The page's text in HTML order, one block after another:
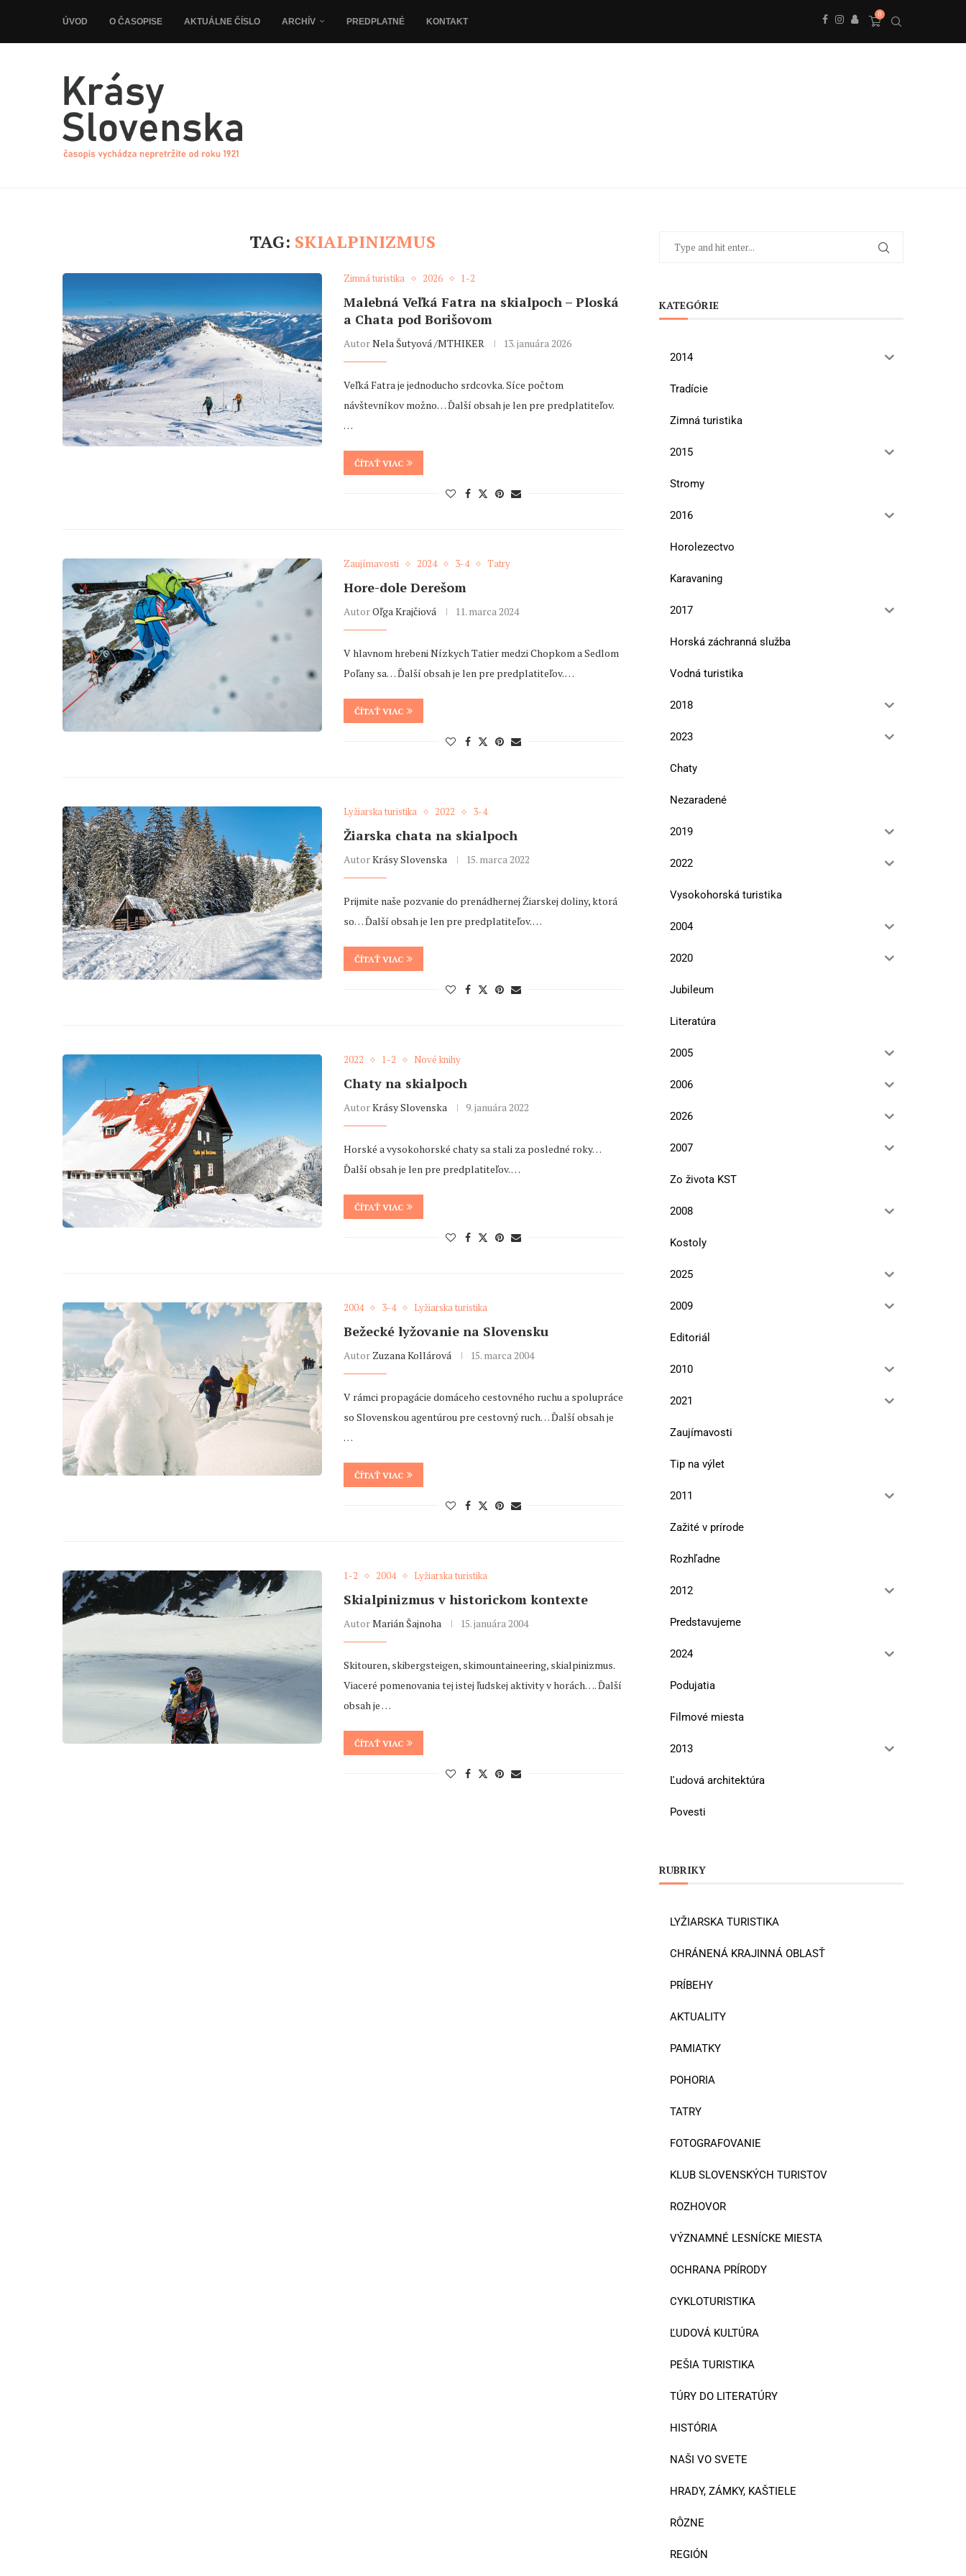
ÚVOD O ČASOPISE AKTUÁLNE ČÍSLO ARCHÍV PREDPLATNÉ KONTAKT
0
TAG: SKIALPINIZMUS
Zimná turistika 2026 1-2
Malebná Veľká Fatra na skialpoch – Ploská
a Chata pod Borišovom
AutorNela Šutyová /MTHIKER 13. januára 2026
Veľká Fatra je jednoducho srdcovka. Síce počtom
návštevníkov možno… Ďalší obsah je len pre predplatiteľov.
…
ČÍTAŤ VIAC
Zaujímavosti 2024 3-4 Tatry
Hore-dole Derešom
AutorOľga Krajčiová 11. marca 2024
V hlavnom hrebeni Nízkych Tatier medzi Chopkom a Sedlom
Poľany sa… Ďalší obsah je len pre predplatiteľov. …
ČÍTAŤ VIAC
Lyžiarska turistika 2022 3-4
Žiarska chata na skialpoch
AutorKrásy Slovenska 15. marca 2022
Prijmite naše pozvanie do prenádhernej Žiarskej doliny, ktorá
so… Ďalší obsah je len pre predplatiteľov. …
ČÍTAŤ VIAC
2022 1-2 Nové knihy
Chaty na skialpoch
AutorKrásy Slovenska 9. januára 2022
Horské a vysokohorské chaty sa stali za posledné roky…
Ďalší obsah je len pre predplatiteľov. …
ČÍTAŤ VIAC
2004 3-4 Lyžiarska turistika
Bežecké lyžovanie na Slovensku
Autor Zuzana Kollárová 15. marca 2004
V rámci propagácie domáceho cestovného ruchu a spolupráce
so Slovenskou agentúrou pre cestovný ruch… Ďalší obsah je
…
ČÍTAŤ VIAC
1-2 2004 Lyžiarska turistika
Skialpinizmus v historickom kontexte
AutorMarián Šajnoha 15. januára 2004
Skitouren, skibergsteigen, skimountaineering, skialpinizmus.
Viaceré pomenovania tej istej ľudskej aktivity v horách…. Ďalší
obsah je …
ČÍTAŤ VIAC
KATEGÓRIE
2014
Tradície
Zimná turistika
2015
Stromy
2016
Horolezectvo
Karavaning
2017
Horská záchranná služba
Vodná turistika
2018
2023
Chaty
Nezaradené
2019
2022
Vysokohorská turistika
2004
2020
Jubileum
Literatúra
2005
2006
2026
2007
Zo života KST
2008
Kostoly
2025
2009
Editoriál
2010
2021
Zaujímavosti
Tip na výlet
2011
Zažité v prírode
Rozhľadne
2012
Predstavujeme
2024
Podujatia
Filmové miesta
2013
Ľudová architektúra
Povesti
RUBRIKY
LYŽIARSKA TURISTIKA
CHRÁNENÁ KRAJINNÁ OBLASŤ
PRÍBEHY
AKTUALITY
PAMIATKY
POHORIA
TATRY
FOTOGRAFOVANIE
KLUB SLOVENSKÝCH TURISTOV
ROZHOVOR
VÝZNAMNÉ LESNÍCKE MIESTA
OCHRANA PRÍRODY
CYKLOTURISTIKA
ĽUDOVÁ KULTÚRA
PEŠIA TURISTIKA
TÚRY DO LITERATÚRY
HISTÓRIA
NAŠI VO SVETE
HRADY, ZÁMKY, KAŠTIELE
RÔZNE
REGIÓN